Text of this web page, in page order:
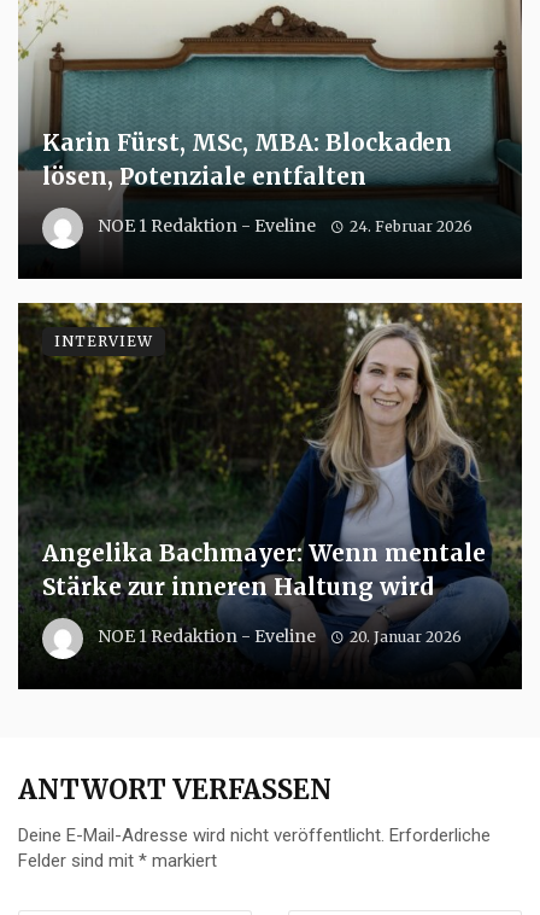
Karin Fürst, MSc, MBA: Blockaden
lösen, Potenziale entfalten
NOE 1 Redaktion - Eveline 24. Februar 2026
Angelika Bachmayer: Wenn mentale
Stärke zur inneren Haltung wird
NOE 1 Redaktion - Eveline 20. Januar 2026
INTERVIEW
ANTWORT VERFASSEN
Deine E-Mail-Adresse wird nicht veröffentlicht. Erforderliche
Felder sind mit * markiert